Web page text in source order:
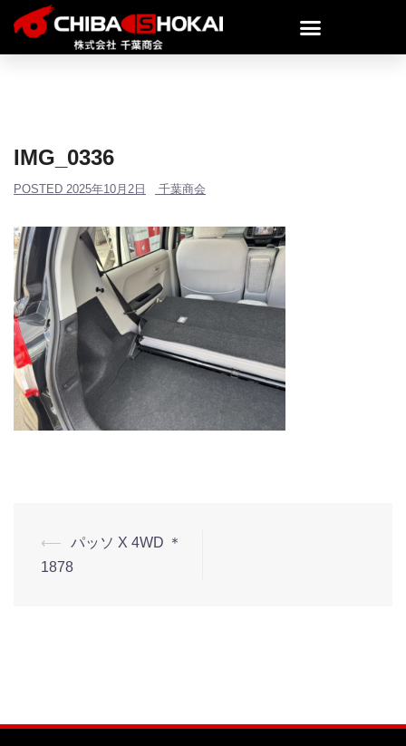
IMG_0336
POSTED 2025年10月2日 千葉商会
⟵
パッソ X 4WD ＊
1878